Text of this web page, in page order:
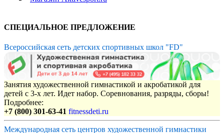
СПЕЦИАЛЬНОЕ ПРЕДЛОЖЕНИЕ
Всероссийская сеть детских спортивных школ "FD"
Занятия художественной гимнастикой и акробатикой для
детей с 3-х лет. Идет набор. Соревнования, разряды, сборы!
Подробнее:
+7 (800) 301-63-41 fitnessdeti.ru
Международная сеть центров художественной гимнастики